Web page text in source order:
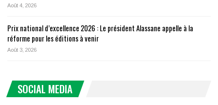
Août 4, 2026
Prix national d’excellence 2026 : Le président Alassane appelle à la
réforme pour les éditions à venir
Août 3, 2026
SOCIAL MEDIA